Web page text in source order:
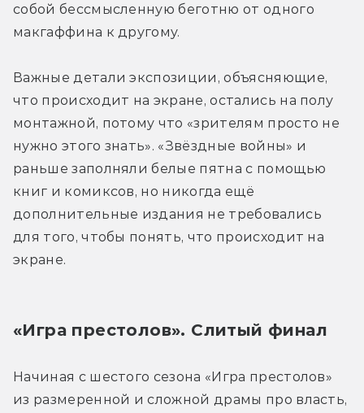
собой бессмысленную беготню от одного
макгаффина к другому.
Важные детали экспозиции, объясняющие,
что происходит на экране, остались на полу
монтажной, потому что «зрителям просто не
нужно этого знать». «Звёздные войны» и
раньше заполняли белые пятна с помощью
книг и комиксов, но никогда ещё
дополнительные издания не требовались
для того, чтобы понять, что происходит на
экране.
«Игра престолов». Слитый финал
Начиная с шестого сезона «Игра престолов»
из размеренной и сложной драмы про власть,